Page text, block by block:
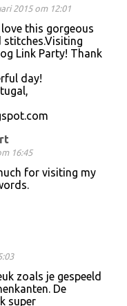
2015 om 12:01
this gorgeous
Link Party! Thank
day!
16:45
for visiting my
zoals je gespeeld
De
super